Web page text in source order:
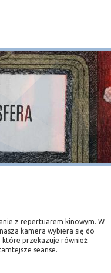
z repertuarem kinowym. W
kamera wybiera się do
które przekazuje również
seanse.